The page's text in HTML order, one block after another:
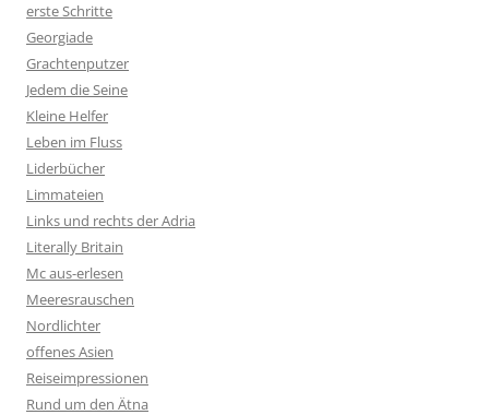
erste Schritte
Georgiade
Grachtenputzer
Jedem die Seine
Kleine Helfer
Leben im Fluss
Liderbücher
Limmateien
Links und rechts der Adria
Literally Britain
Mc aus-erlesen
Meeresrauschen
Nordlichter
offenes Asien
Reiseimpressionen
Rund um den Ätna